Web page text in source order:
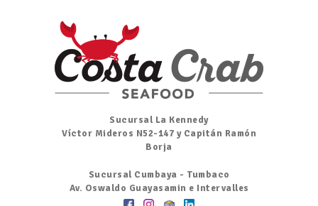
Sucursal La Kennedy
Víctor Mideros N52-147 y Capitán Ramón
Borja
Sucursal Cumbaya - Tumbaco
Av. Oswaldo Guayasamin e Intervalles
Inicio
Nosotros
Menú
Ordena por Whatsapp
Promociones